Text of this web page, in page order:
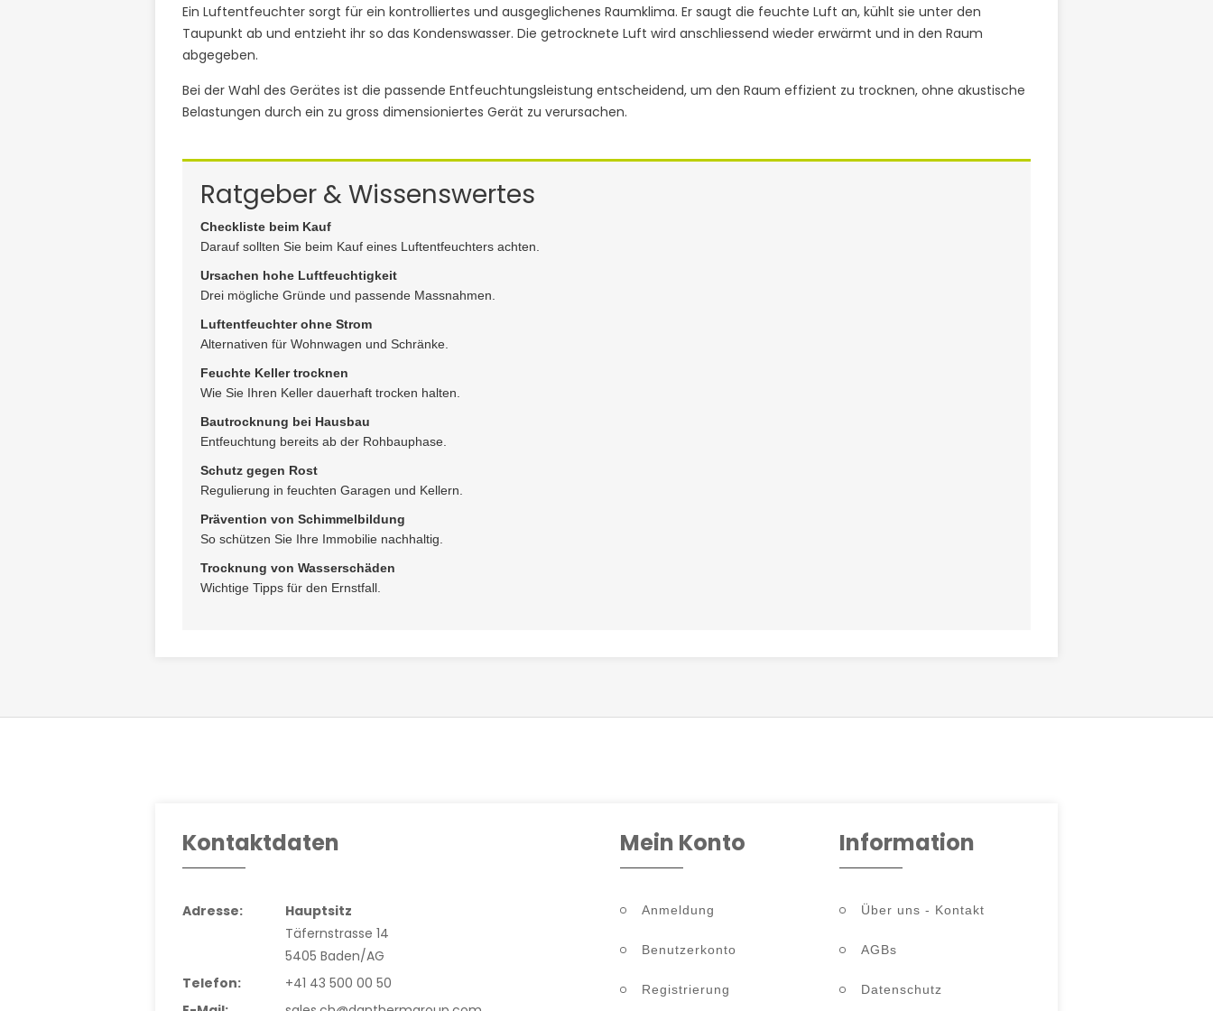
Ein Luftentfeuchter sorgt für ein kontrolliertes und ausgeglichenes Raumklima. Er saugt die feuchte Luft an, kühlt sie unter den
Taupunkt ab und entzieht ihr so das Kondenswasser. Die getrocknete Luft wird anschliessend wieder erwärmt und in den Raum
abgegeben.
Bei der Wahl des Gerätes ist die passende Entfeuchtungsleistung entscheidend, um den Raum effizient zu trocknen, ohne akustische
Belastungen durch ein zu gross dimensioniertes Gerät zu verursachen.
Ratgeber & Wissenswertes
Checkliste beim Kauf
Darauf sollten Sie beim Kauf eines Luftentfeuchters achten.
Ursachen hohe Luftfeuchtigkeit
Drei mögliche Gründe und passende Massnahmen.
Luftentfeuchter ohne Strom
Alternativen für Wohnwagen und Schränke.
Feuchte Keller trocknen
Wie Sie Ihren Keller dauerhaft trocken halten.
Bautrocknung bei Hausbau
Entfeuchtung bereits ab der Rohbauphase.
Schutz gegen Rost
Regulierung in feuchten Garagen und Kellern.
Prävention von Schimmelbildung
So schützen Sie Ihre Immobilie nachhaltig.
Trocknung von Wasserschäden
Wichtige Tipps für den Ernstfall.
Kontaktdaten
Adresse:
Hauptsitz
Täfernstrasse 14
5405 Baden/AG
Telefon:
+41 43 500 00 50
Mein Konto
Anmeldung
Benutzerkonto
Registrierung
Information
Über uns - Kontakt
AGBs
Datenschutz